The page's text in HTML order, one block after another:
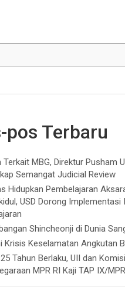
pos Terbaru
Terkait MBG, Direktur Pusham
Semangat Judicial Review
Hidupkan Pembelajaran
USD Dorong Implementasi
Shincheonji di Dunia
Krisis Keselamatan Angkutan
Tahun Berlaku, UII dan
MPR RI Kaji TAP IX/